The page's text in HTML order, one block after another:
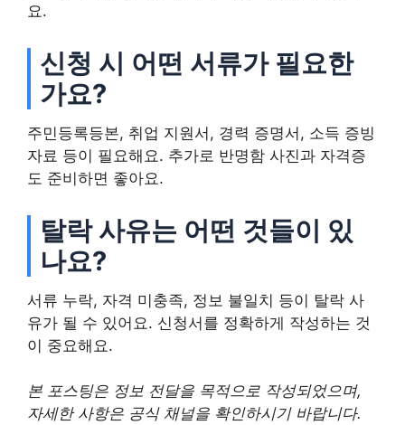
요.
신청 시 어떤 서류가 필요한
가요?
주민등록등본, 취업 지원서, 경력 증명서, 소득 증빙
자료 등이 필요해요. 추가로 반명함 사진과 자격증
도 준비하면 좋아요.
탈락 사유는 어떤 것들이 있
나요?
서류 누락, 자격 미충족, 정보 불일치 등이 탈락 사
유가 될 수 있어요. 신청서를 정확하게 작성하는 것
이 중요해요.
본 포스팅은 정보 전달을 목적으로 작성되었으며,
자세한 사항은 공식 채널을 확인하시기 바랍니다.